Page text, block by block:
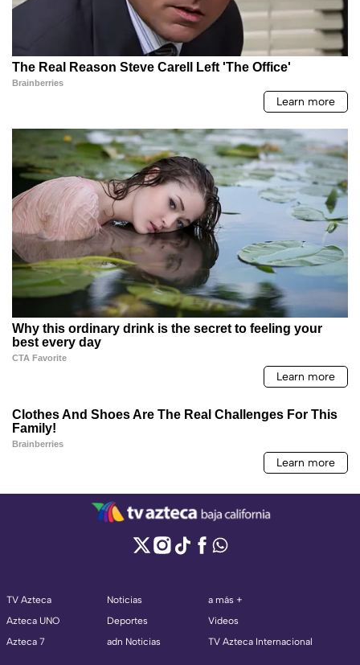
TV Azteca
Azteca UNO
Azteca 7
Noticias
Deportes
adn Noticias
a más +
Videos
TV Azteca Internacional